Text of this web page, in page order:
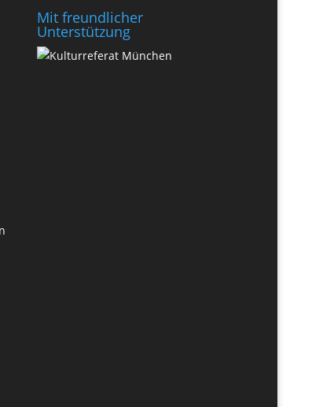
Mit freundlicher
Unterstützung